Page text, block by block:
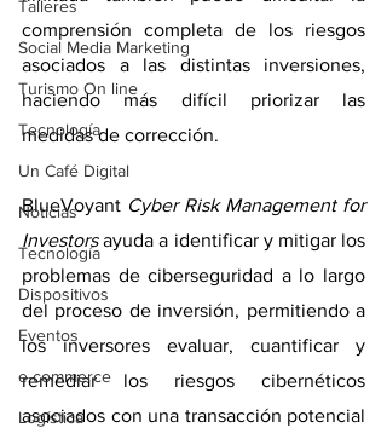
Talleres
Social Media Marketing
Turismo On line
Tecnología
Un Café Digital
Noticias
Tecnología
Dispositivos
Eventos
e-commerce
Logística
comprensión completa de los riesgos
asociados a las distintas inversiones,
haciendo más difícil priorizar las
medidas de corrección.
BlueVoyant Cyber Risk Management for
Investors ayuda a identificar y mitigar los
problemas de ciberseguridad a lo largo
del proceso de inversión, permitiendo a
los inversores evaluar, cuantificar y
remediar los riesgos cibernéticos
asociados con una transacción potencial